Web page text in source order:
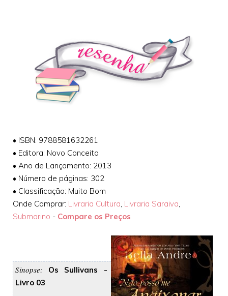
• ISBN: 9788581632261
• Editora: Novo Conceito
• Ano de Lançamento: 2013
• Número de páginas: 302
• Classificação: Muito Bom
Onde Comprar: Livraria Cultura, Livraria Saraiva,
Submarino - Compare os Preços
Sinopse: Os Sullivans -
Livro 03